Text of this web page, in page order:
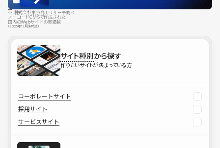
※ 株式会社東京商工リサーチ調べ
ノーコードCMSで作成された
国内のWebサイトの実績数
（2025年12月末時点）
サイト種別から探す
作りたいサイトが決まっている方
コーポレートサイト
採用サイト
サービスサイト